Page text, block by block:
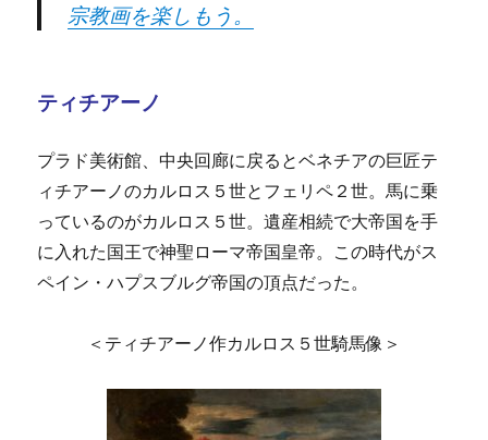
宗教画を楽しもう。
ティチアーノ
プラド美術館、中央回廊に戻るとベネチアの巨匠テ
ィチアーノのカルロス５世とフェリペ２世。馬に乗
っているのがカルロス５世。遺産相続で大帝国を手
に入れた国王で神聖ローマ帝国皇帝。この時代がス
ペイン・ハプスブルグ帝国の頂点だった。
＜ティチアーノ作カルロス５世騎馬像＞